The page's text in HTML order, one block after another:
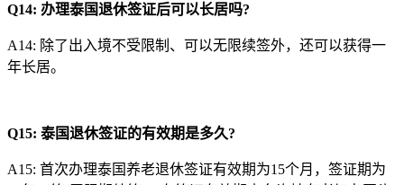
Q14: 办理泰国退休签证后可以长居吗?
A14: 除了出入境不受限制、可以无限续签外，还可以获得一
年长居。
Q15: 泰国退休签证的有效期是多久?
A15: 首次办理泰国养老退休签证有效期为15个月，签证期为